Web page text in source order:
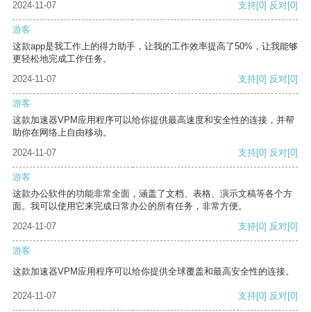
2024-11-07 支持[0] 反对[0]
游客
这款app是我工作上的得力助手，让我的工作效率提高了50%，让我能够
更轻松地完成工作任务。
2024-11-07
支持[0] 反对[0]
游客
这款加速器VPM应用程序可以给你提供最高速度和安全性的连接，并帮
助你在网络上自由移动。
2024-11-07
支持[0] 反对[0]
游客
这款办公软件的功能非常全面，涵盖了文档、表格、演示文稿等各个方
面。我可以使用它来完成日常办公的所有任务，非常方便。
2024-11-07
支持[0] 反对[0]
游客
这款加速器VPM应用程序可以给你提供全球覆盖和最高安全性的连接。
2024-11-07 支持[0] 反对[0]